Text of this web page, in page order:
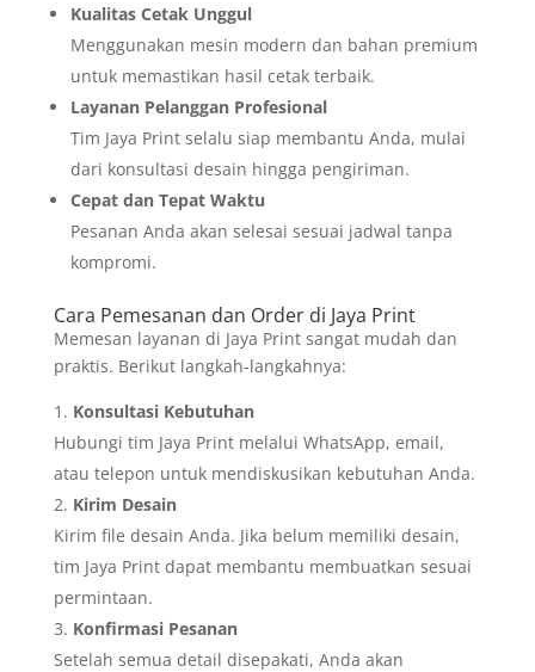
Kualitas Cetak Unggul
Menggunakan mesin modern dan bahan premium
untuk memastikan hasil cetak terbaik.
Layanan Pelanggan Profesional
Tim Jaya Print selalu siap membantu Anda, mulai
dari konsultasi desain hingga pengiriman.
Cepat dan Tepat Waktu
Pesanan Anda akan selesai sesuai jadwal tanpa
kompromi.
Cara Pemesanan dan Order di Jaya Print
Memesan layanan di Jaya Print sangat mudah dan
praktis. Berikut langkah-langkahnya:
Konsultasi Kebutuhan
Hubungi tim Jaya Print melalui WhatsApp, email,
atau telepon untuk mendiskusikan kebutuhan Anda.
Kirim Desain
Kirim file desain Anda. Jika belum memiliki desain,
tim Jaya Print dapat membantu membuatkan sesuai
permintaan.
Konfirmasi Pesanan
Setelah semua detail disepakati, Anda akan